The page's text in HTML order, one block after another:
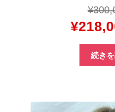
¥
元
の
価
は
¥
続き